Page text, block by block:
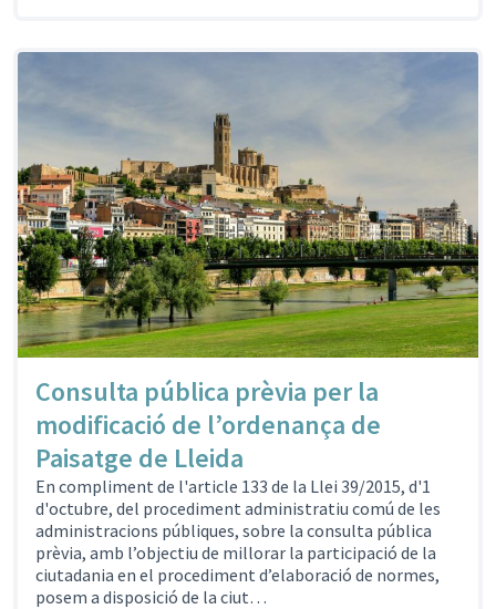
Consulta pública prèvia per la
modificació de l’ordenança de
Paisatge de Lleida
En compliment de l'article 133 de la Llei 39/2015, d'1
d'octubre, del procediment administratiu comú de les
administracions públiques, sobre la consulta pública
prèvia, amb l’objectiu de millorar la participació de la
ciutadania en el procediment d’elaboració de normes,
posem a disposició de la ciut…